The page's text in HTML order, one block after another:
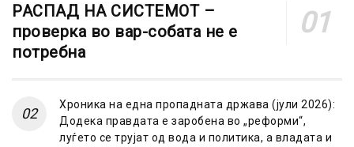
РАСПАД НА СИСТЕМОТ –
проверка во вар-собата не е
потребна
Хроника на една пропадната држава (јули 2026):
Додека правдата е заробена во „реформи“,
луѓето се трујат од вода и политика, а владата и